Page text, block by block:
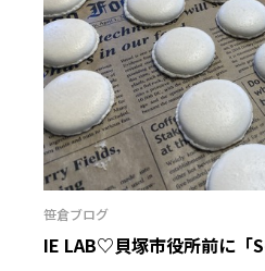
笹倉ブログ
IE LAB♡貝塚市役所前に「